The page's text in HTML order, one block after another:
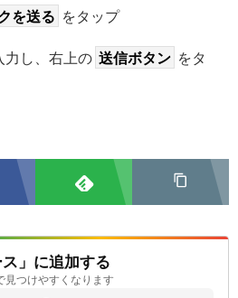
を送る をタップ
力し、右上の 送信ボタン をタ
」に追加する
見つけやすくなります